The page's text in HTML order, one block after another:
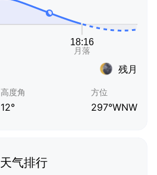
残月
高度角
12°
方位
297°WNW
天气排行